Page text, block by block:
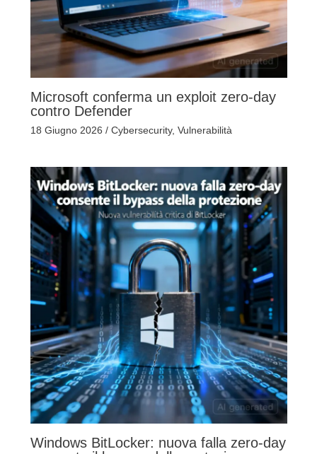
Microsoft conferma un exploit zero-day
contro Defender
18 Giugno 2026 / Cybersecurity, Vulnerabilità
Windows BitLocker: nuova falla zero-day